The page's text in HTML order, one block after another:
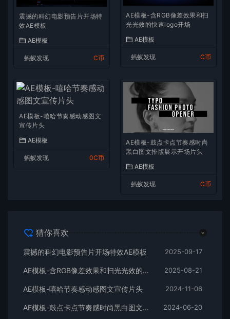
震撼的科幻电影预告片开场特
效AE模板
AE模板
蚂蚁发现 C币
AE模板-含RGB像差效果和扫
光光效的快速logo开场
AE模板
蚂蚁发现 C币
AE模板-嘻哈节奏感动感图文
宣传片头
AE模板
蚂蚁发现 0C币
AE模板-鼓点卡点节奏感时尚
黑白图文排版展示开场片头
AE模板
蚂蚁发现 C币
猜你喜欢
震撼的科幻电影预告片开场特效AE模板 2025-09-17
AE模板-含RGB像差效果和扫光光效的快速logo开场 2025-08-21
AE模板-嘻哈节奏感动感图文宣传片头 2024-11-06
AE模板-鼓点卡点节奏感时尚黑白图文排版展示开场片头 2024-06-20